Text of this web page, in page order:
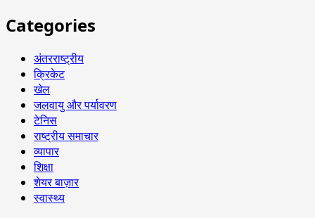
Categories
अंतरराष्ट्रीय
क्रिकेट
खेल
जलवायु और पर्यावरण
टेनिस
राष्ट्रीय समाचार
व्यापार
शिक्षा
शेयर बाज़ार
स्वास्थ्य